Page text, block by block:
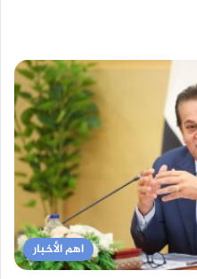
اهم الأخبار